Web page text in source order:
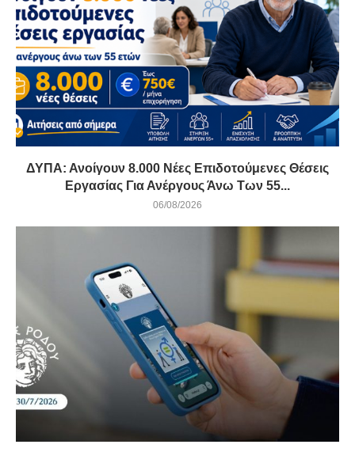
ΔΥΠΑ: Ανοίγουν 8.000 Νέες Επιδοτούμενες Θέσεις
Εργασίας Για Ανέργους Άνω Των 55...
06/08/2026